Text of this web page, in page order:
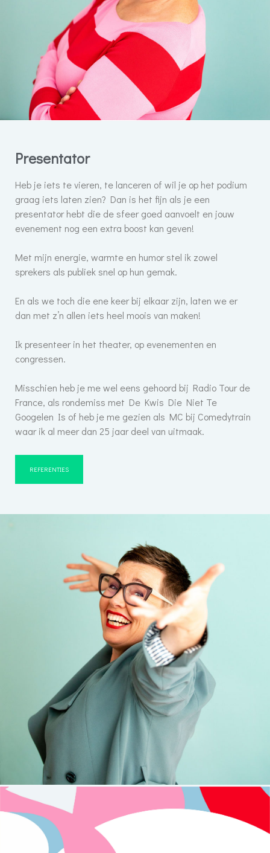
Presentator
Heb je iets te vieren, te lanceren of wil je op het podium
graag iets laten zien? Dan is het fijn als je een
presentator hebt die de sfeer goed aanvoelt en jouw
evenement nog een extra boost kan geven!
Met mijn energie, warmte en humor stel ik zowel
sprekers als publiek snel op hun gemak.
En als we toch die ene keer bij elkaar zijn, laten we er
dan met z’n allen iets heel moois van maken!
Ik presenteer in het theater, op evenementen en
congressen.
Misschien heb je me wel eens gehoord bij Radio Tour de
France, als rondemiss met De Kwis Die Niet Te
Googelen Is of heb je me gezien als MC bij Comedytrain
waar ik al meer dan 25 jaar deel van uitmaak.
REFERENTIES